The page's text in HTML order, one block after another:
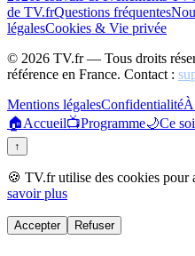
de TV.frQuestions fréquentes
légalesCookies & Vie privée
© 2026 TV.fr — Tous droits
référence en France. Contact :
Mentions légalesConfidentialité
🏠Accueil📺Programme🌙Ce
↑
🍪 TV.fr utilise des cookies pour
savoir plus
Accepter Refuser